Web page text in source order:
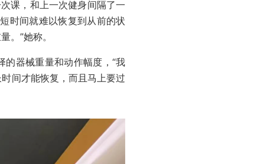
课，和上一次健身间隔了一
时间就难以恢复到从前的状
。”她称。
的器械重量和动作幅度，“我
间才能恢复，而且马上要过